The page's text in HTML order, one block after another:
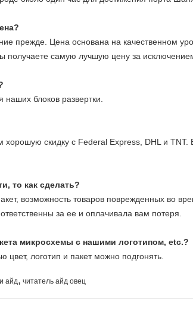
прежде. Цена основана на качественном
получаете самую лучшую цену за
блоков развертки.
скидку с Federal Express, DHL и TNT.
то как сделать?
возможность товаров поврежденных во
за ее и оплачивала вам потеря.
микросхемы с нашими логотипом, etc.?
логотип и пакет можно подгонять.
айд, читатель айд овец